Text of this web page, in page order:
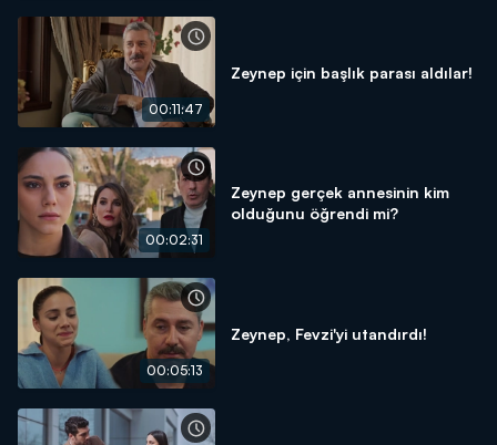
00:11:47
Zeynep için başlık parası aldılar!
00:02:31
Zeynep gerçek annesinin kim
olduğunu öğrendi mi?
00:05:13
Zeynep, Fevzi'yi utandırdı!